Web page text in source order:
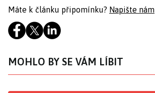
Máte k článku připomínku? Napište nám
MOHLO BY SE VÁM LÍBIT